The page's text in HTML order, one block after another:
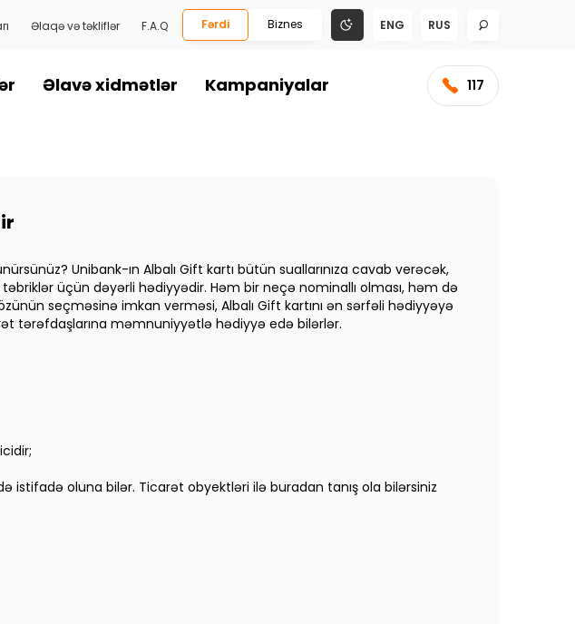
Əlaqə və təkliflər F.A.Q Fərdi Biznes ENG RUS
Əlavə xidmətlər Kampaniyalar 117
Unibank-ın Albalı Gift kartı bütün suallarınıza cavab verəcək,
üçün dəyərli hədiyyədir. Həm bir neçə nominallı olması, həm də
seçməsinə imkan verməsi, Albalı Gift kartını ən sərfəli hədiyyəyə
tərəfdaşlarına məmnuniyyətlə hədiyyə edə bilərlər.
istifadə oluna bilər. Ticarət obyektləri ilə buradan tanış ola bilərsiniz